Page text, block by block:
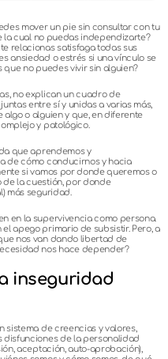
mover un pie sin consultar con tu
la cual no puedas independizarte?
relacionas satisfaga todas sus
ansiedad o estrés si una vínculo se
que no puedes vivir sin alguien?
no explican un cuadro de
entre sí y unidas a varias más,
o alguien y que, en diferente
y patológico.
que aprendemos y
de cómo conducirnos y hacia
si vamos por donde queremos o
de la cuestión, por donde
más seguridad.
en la supervivencia como persona.
apego primario de subsistir. Pero, a
nos van dando libertad de
nos hace depender?
inseguridad
sistema de creencias y valores,
disfunciones de la personalidad
aceptación, auto-aprobación),